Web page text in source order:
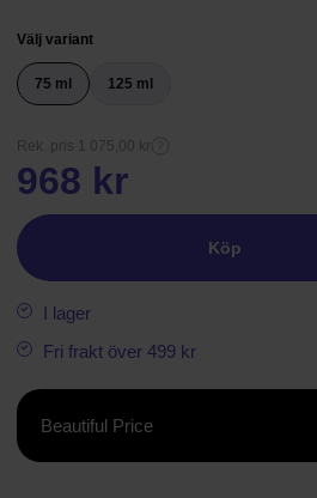
Välj variant
75 ml 125 ml
Rek. pris 1 075,00 kr
968 kr
Köp
I lager
Fri frakt över 499 kr
Beautiful Price